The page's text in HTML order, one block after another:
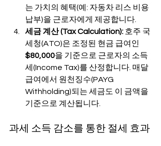
는 가치의 혜택(예: 자동차 리스 비용
납부)을 근로자에게 제공합니다.
세금 계산 (Tax Calculation): 호주 국
세청(ATO)은 조정된 현금 급여인
$80,000을 기준으로 근로자의 소득
세(Income Tax)를 산정합니다. 매달
급여에서 원천징수(PAYG
Withholding)되는 세금도 이 금액을
기준으로 계산됩니다.
과세 소득 감소를 통한 절세 효과